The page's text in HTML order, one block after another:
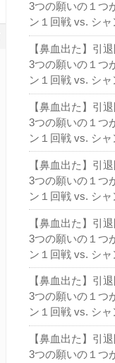
3つの願いの１つ
ン１回戦 vs. シャ
【鼻血出た】引
3つの願いの１つ
ン１回戦 vs. シャ
【鼻血出た】引
3つの願いの１つ
ン１回戦 vs. シャ
【鼻血出た】引
3つの願いの１つ
ン１回戦 vs. シャ
【鼻血出た】引
3つの願いの１つ
ン１回戦 vs. シャ
【鼻血出た】引
3つの願いの１つ
ン１回戦 vs. シャ
【鼻血出た】引
3つの願いの１つ